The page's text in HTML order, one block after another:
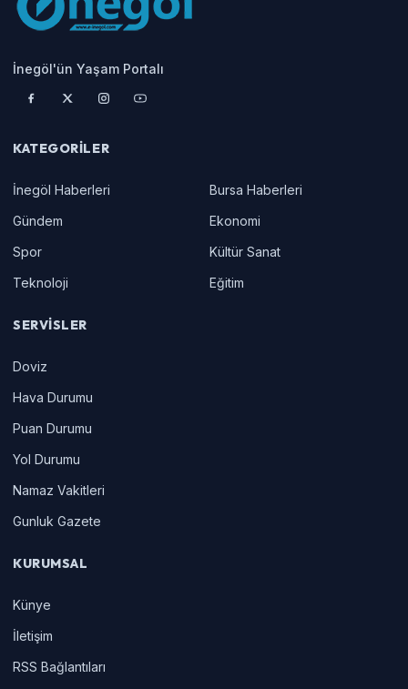
İnegöl'ün Yaşam Portalı
KATEGORILER
İnegöl Haberleri
Bursa Haberleri
Gündem
Ekonomi
Spor
Kültür Sanat
Teknoloji
Eğitim
SERVISLER
Doviz
Hava Durumu
Puan Durumu
Yol Durumu
Namaz Vakitleri
Gunluk Gazete
KURUMSAL
Künye
İletişim
RSS Bağlantıları